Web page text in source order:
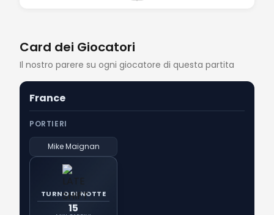
Card dei Giocatori
Il nostro parere su ogni giocatore di questa partita
France
PORTIERI
Mike Maignan
TURNO DI NOTTE
15